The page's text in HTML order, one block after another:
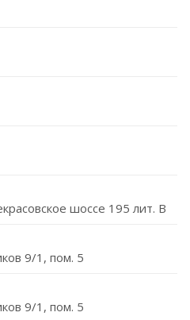
шоссе 195 лит. В
9/1, пом. 5
9/1, пом. 5